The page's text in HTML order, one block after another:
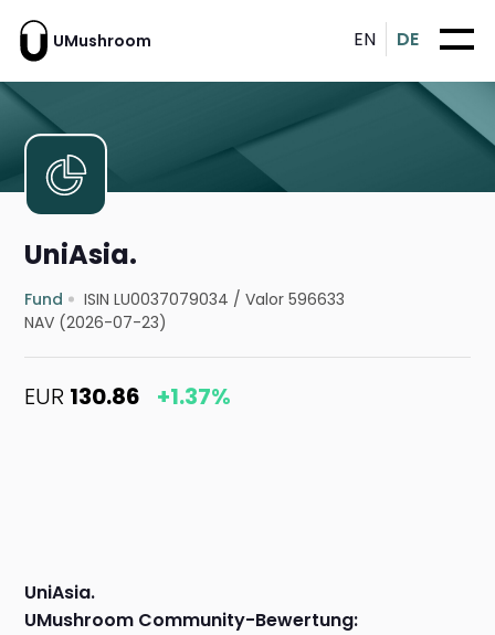
UMushroom EN DE
UniAsia.
Fund ISIN LU0037079034 /Valor 596633
NAV (2026-07-23)
EUR 130.86 +1.37%
UniAsia.
UMushroom Community-Bewertung: